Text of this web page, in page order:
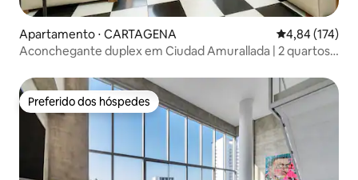
Apartamento ⋅ CARTAGENA 4,84 de uma
4,84 (174)
Aconchegante duplex em Ciudad Amurallada | 2 quartos
Preferido dos hóspedes
Preferido dos hóspedes